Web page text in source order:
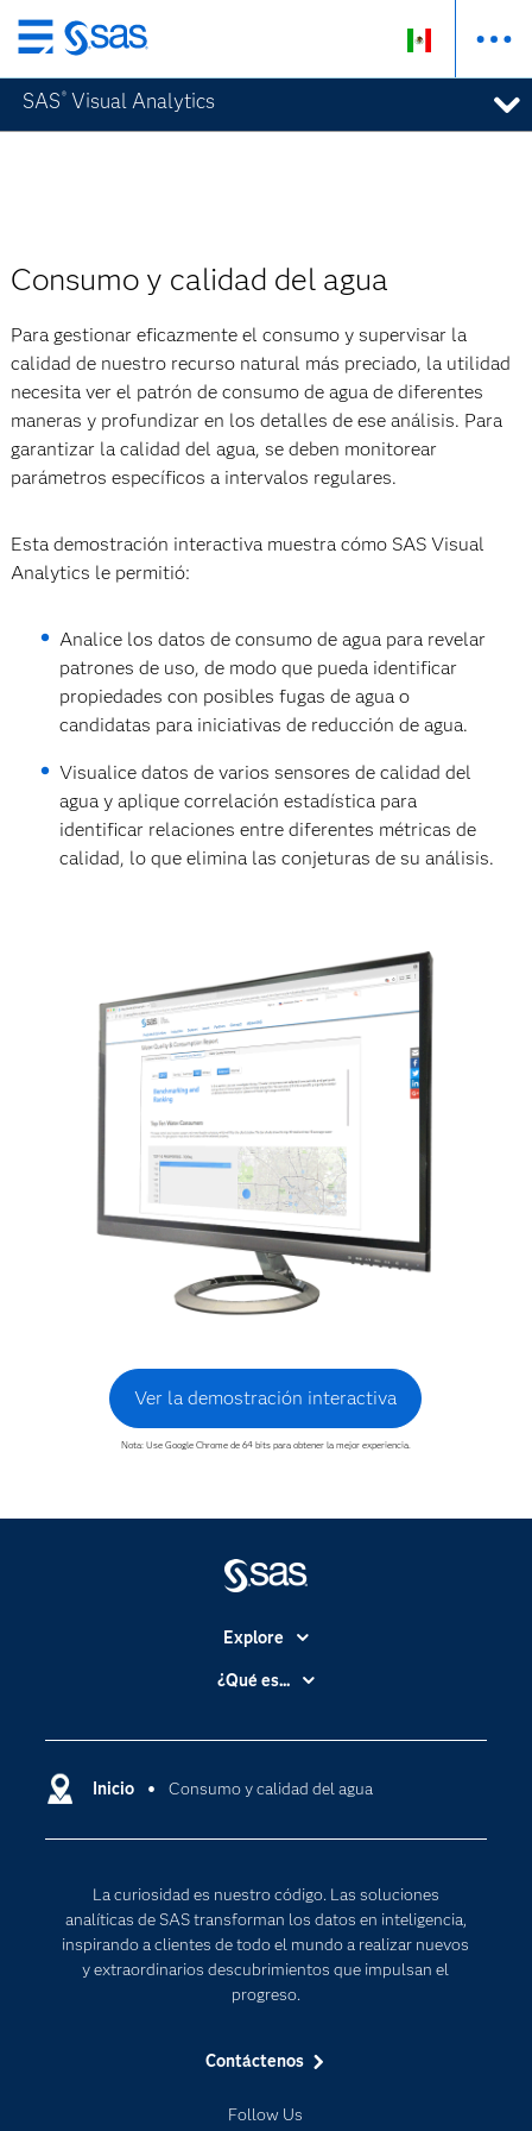
Ir
al
contenido
principal
SAS ® Visual Analytics
Consumo y calidad del agua
Para gestionar eficazmente el consumo y supervisar la
calidad de nuestro recurso natural más preciado, la utilidad
necesita ver el patrón de consumo de agua de diferentes
maneras y profundizar en los detalles de ese análisis. Para
garantizar la calidad del agua, se deben monitorear
parámetros específicos a intervalos regulares.
Esta demostración interactiva muestra cómo SAS Visual
Analytics le permitió:
Analice los datos de consumo de agua para revelar
patrones de uso, de modo que pueda identificar
propiedades con posibles fugas de agua o
candidatas para iniciativas de reducción de agua.
Visualice datos de varios sensores de calidad del
agua y aplique correlación estadística para
identificar relaciones entre diferentes métricas de
calidad, lo que elimina las conjeturas de su análisis.
Ver la demostración interactiva
Nota: Use Google Chrome de 64 bits para obtener la mejor experiencia.
Inicio Consumo y calidad del agua
La curiosidad es nuestro código. Las soluciones
analíticas de SAS transforman los datos en inteligencia,
inspirando a clientes de todo el mundo a realizar nuevos
y extraordinarios descubrimientos que impulsan el
progreso.
Contáctenos
Follow Us
Explore
Accesibilidad
Compañía
Comunidades
Documentación
Estudiantes
Eventos
Industrias
¿Qué es...
Cloud Computing
Transformación digital